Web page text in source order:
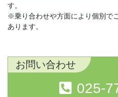
す。
※乗り合わせや方面により個別で
あります。
お問い合わせ
025-